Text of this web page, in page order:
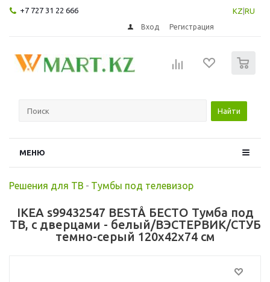
+7 727 31 22 666 KZ RU
Вход Регистрация
Найти
МЕНЮ
Решения для ТВ - Тумбы под телевизор
IKEA s99432547 BESTÅ БЕСТО Тумба под
ТВ, с дверцами - белый/ВЭСТЕРВИК/СТУБ
темно-серый 120x42x74 см